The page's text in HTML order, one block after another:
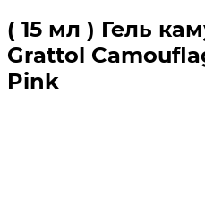
( 15 мл ) Гель
Grattol
Pink